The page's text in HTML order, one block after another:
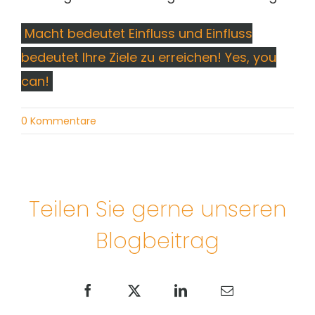
Macht bedeutet Einfluss und Einfluss
bedeutet Ihre Ziele zu erreichen! Yes, you
can!
0 Kommentare
Teilen Sie gerne unseren
Blogbeitrag
FacebookX LinkedInE-